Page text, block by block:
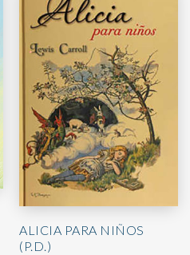
ALICIA PARA NIÑOS
(P.D.)